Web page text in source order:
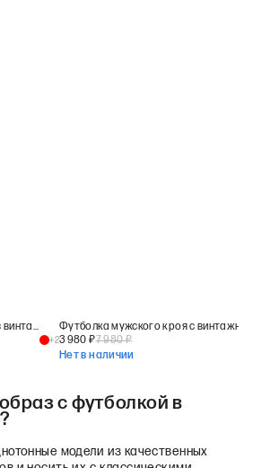
Футболка мужского кроя с винтажным принтом
+23 980 ₽7 980₽
Нет в наличии
с футболкой в
модели из качественных